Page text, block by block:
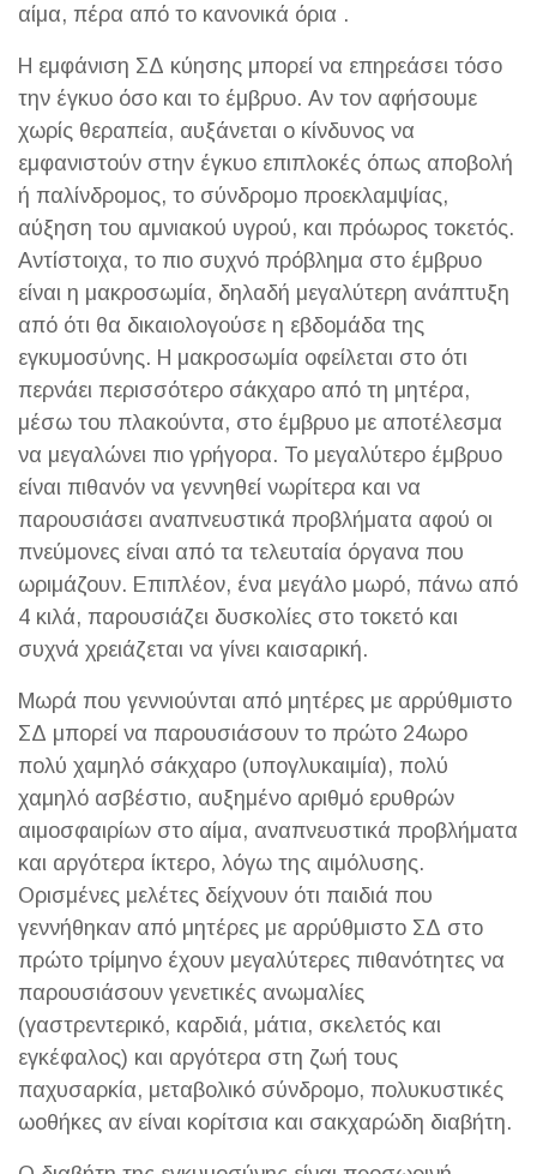
αίμα, πέρα από το κανονικά όρια .
Η εμφάνιση ΣΔ κύησης μπορεί να επηρεάσει τόσο
την έγκυο όσο και το έμβρυο. Αν τον αφήσουμε
χωρίς θεραπεία, αυξάνεται ο κίνδυνος να
εμφανιστούν στην έγκυο επιπλοκές όπως αποβολή
ή παλίνδρομος, το σύνδρομο προεκλαμψίας,
αύξηση του αμνιακού υγρού, και πρόωρος τοκετός.
Αντίστοιχα, το πιο συχνό πρόβλημα στο έμβρυο
είναι η μακροσωμία, δηλαδή μεγαλύτερη ανάπτυξη
από ότι θα δικαιολογούσε η εβδομάδα της
εγκυμοσύνης. Η μακροσωμία οφείλεται στο ότι
περνάει περισσότερο σάκχαρο από τη μητέρα,
μέσω του πλακούντα, στο έμβρυο με αποτέλεσμα
να μεγαλώνει πιο γρήγορα. Το μεγαλύτερο έμβρυο
είναι πιθανόν να γεννηθεί νωρίτερα και να
παρουσιάσει αναπνευστικά προβλήματα αφού οι
πνεύμονες είναι από τα τελευταία όργανα που
ωριμάζουν. Επιπλέον, ένα μεγάλο μωρό, πάνω από
4 κιλά, παρουσιάζει δυσκολίες στο τοκετό και
συχνά χρειάζεται να γίνει καισαρική.
Μωρά που γεννιούνται από μητέρες με αρρύθμιστο
ΣΔ μπορεί να παρουσιάσουν το πρώτο 24ωρο
πολύ χαμηλό σάκχαρο (υπογλυκαιμία), πολύ
χαμηλό ασβέστιο, αυξημένο αριθμό ερυθρών
αιμοσφαιρίων στο αίμα, αναπνευστικά προβλήματα
και αργότερα ίκτερο, λόγω της αιμόλυσης.
Ορισμένες μελέτες δείχνουν ότι παιδιά που
γεννήθηκαν από μητέρες με αρρύθμιστο ΣΔ στο
πρώτο τρίμηνο έχουν μεγαλύτερες πιθανότητες να
παρουσιάσουν γενετικές ανωμαλίες
(γαστρεντερικό, καρδιά, μάτια, σκελετός και
εγκέφαλος) και αργότερα στη ζωή τους
παχυσαρκία, μεταβολικό σύνδρομο, πολυκυστικές
ωοθήκες αν είναι κορίτσια και σακχαρώδη διαβήτη.